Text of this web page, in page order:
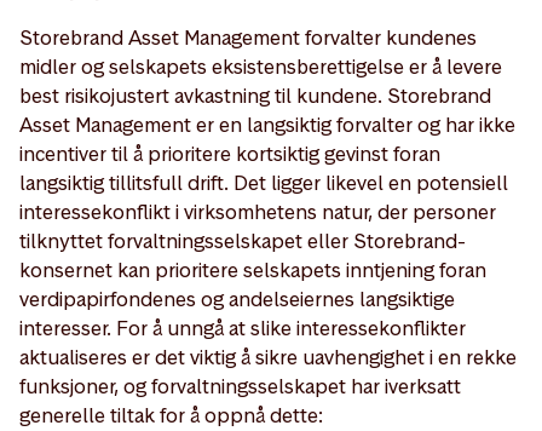
Storebrand Asset Management forvalter kundenes
midler og selskapets eksistensberettigelse er å levere
best risikojustert avkastning til kundene. Storebrand
Asset Management er en langsiktig forvalter og har ikke
incentiver til å prioritere kortsiktig gevinst foran
langsiktig tillitsfull drift. Det ligger likevel en potensiell
interessekonflikt i virksomhetens natur, der personer
tilknyttet forvaltningsselskapet eller Storebrand-
konsernet kan prioritere selskapets inntjening foran
verdipapirfondenes og andelseiernes langsiktige
interesser. For å unngå at slike interessekonflikter
aktualiseres er det viktig å sikre uavhengighet i en rekke
funksjoner, og forvaltningsselskapet har iverksatt
generelle tiltak for å oppnå dette: